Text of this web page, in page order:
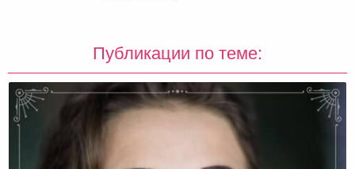
Публикации по теме: